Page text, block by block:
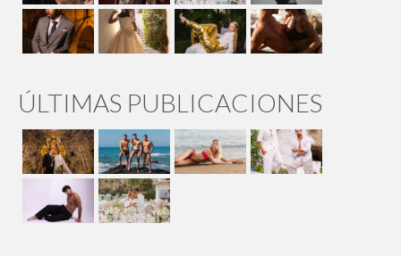
ÚLTIMAS PUBLICACIONES